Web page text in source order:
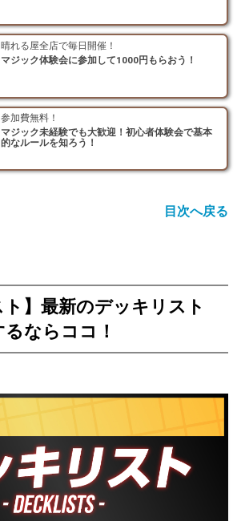
晴れる屋全店で毎日開催！
マジック体験会に参加して1000円もらおう！
参加費無料！
マジック未経験でも大歓迎！初心者体験会で基本
的なルールを知ろう！
目次へ戻る
ト】最新のデッキリスト
ならココ！